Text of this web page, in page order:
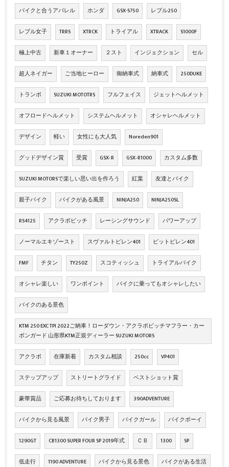
バイクと合うアパレル ホンダ GSX-S750 レブル250
レブル女子 TRRS XTRCK トライアル XTRACK S1000F
極上中古 新車１オーナー ２スト インジェクション セル
超人ネイガー ご当地ヒーロー 御納車式 納車式 250DUKE
トランポ SUZUKI MOTOTRS フルフェイス ジェットヘルメット
オフロードヘルメット システムヘルメット オシャレヘルメット
デザイン 軽い 女性にも大人気 Noreden901
グッドデザイン賞 受賞 GSX‐R GSX‐R1000 カスタム多数
SUZUKI MOTORSで楽しい思い出を作ろう 紅葉 友達とバイク
親子バイク バイクがある風景 NINJA250 NINJA250SL
RS4125 アクラボビッチ レーシングサウンド パワーアップ
ノーマルエキゾースト スヴァルトピレン401 ビットピレン401
FMF チタン TY250Z スコティッシュ トライアルバイク
オシャレ楽しい ワンポイント バイクに乗ってもオシャレしたい
バイクのある景色
KTM 250 EXC TPI 2022ご納車！ローダウン・アクラポビッチマフラー・カー
ボンガード 山形県KTM正規ディーラー SUZUKI MOTORS
アクラポ 在庫新着 カスタム相談 250cc VP401
ステップアップ ストリートグライド ベストショット賞
豪華賞品 ご応募お待ちしております 390ADVENTURE
バイクから見る風景 バイク男子 バイクガール バイクボーイ
1290GT CB1300 SUPER FOUR SP 2019年式 ＣＢ 1300 SP
低走行 1190 ADVENTURE バイクから見る景色 バイクがある生活